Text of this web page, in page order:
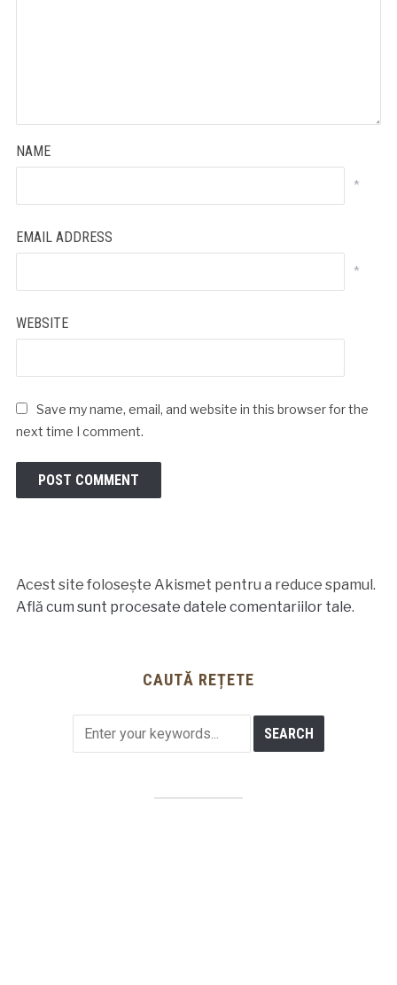
NAME
*
EMAIL ADDRESS
*
WEBSITE
Save my name, email, and website in this browser for the
next time I comment.
Acest site folosește Akismet pentru a reduce spamul.
Află cum sunt procesate datele comentariilor tale.
CAUTĂ REȚETE